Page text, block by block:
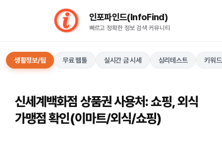
인포파인드(InfoFind)​​​​
빠르고 정확한 정보 검색 커뮤니티
생활정보/팁 무료 웹툴 실시간 금 시세 심리테스트 키워
신세계백화점 상품권 사용처: 쇼핑, 외식
가맹점 확인(이마트/외식/쇼핑)